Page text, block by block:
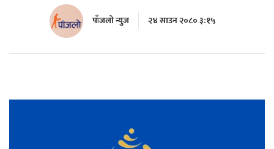
पाँजलो न्युज २४ साउन २०८० ३:१५